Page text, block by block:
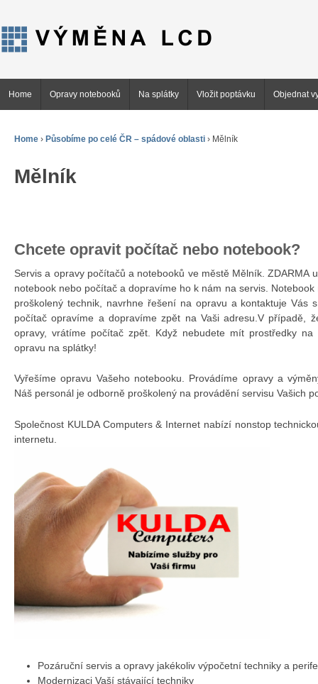
Home Opravy notebooků Na splátky Vložit poptávku Objednat
Home › Působíme po celé ČR – spádové oblasti › Mělník
Mělník
Chcete opravit počítač nebo notebook?
Servis a opravy počítačů a notebooků ve městě Mělník. ZDARMA
notebook nebo počítač a dopravíme ho k nám na servis.
proškolený technik, navrhne řešení na opravu a kontaktuje Vás
počítač opravíme a dopravíme zpět na Vaši adresu.V případě,
opravy, vrátíme počítač zpět. Když nebudete mít prostředky na
opravu na splátky!
Vyřešíme opravu Vašeho notebooku. Provádíme opravy a
Náš personál je odborně proškolený na provádění servisu Vašich
Společnost KULDA Computers & Internet nabízí nonstop
internetu.
Pozáruční servis a opravy jakékoliv výpočetní techniky a
Modernizaci Vaší stávající techniky